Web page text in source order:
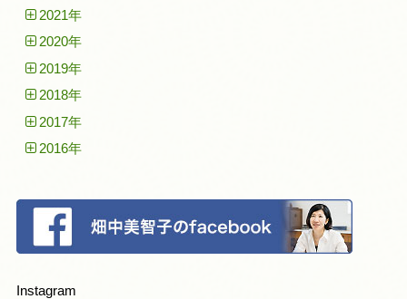
2021年
2020年
2019年
2018年
2017年
2016年
Instagram